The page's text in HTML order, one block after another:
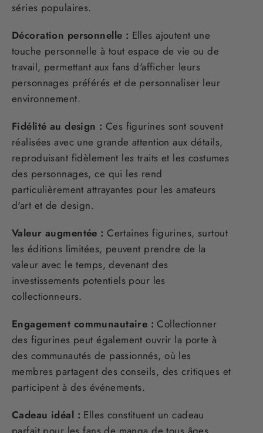
séries populaires.
Décoration personnelle : Elles ajoutent une
touche personnelle à tout espace de vie ou de
travail, permettant aux fans d'afficher leurs
personnages préférés et de personnaliser leur
environnement.
Fidélité au design : Ces figurines sont souvent
réalisées avec une grande attention aux détails,
reproduisant fidèlement les traits et les costumes
des personnages, ce qui les rend
particulièrement attrayantes pour les amateurs
d'art et de design.
Valeur augmentée : Certaines figurines, surtout
les éditions limitées, peuvent prendre de la
valeur avec le temps, devenant des
investissements potentiels pour les
collectionneurs.
Engagement communautaire : Collectionner
des figurines peut également ouvrir la porte à
des communautés de passionnés, où les
membres partagent des conseils, des critiques et
participent à des événements.
Cadeau idéal : Elles constituent un cadeau